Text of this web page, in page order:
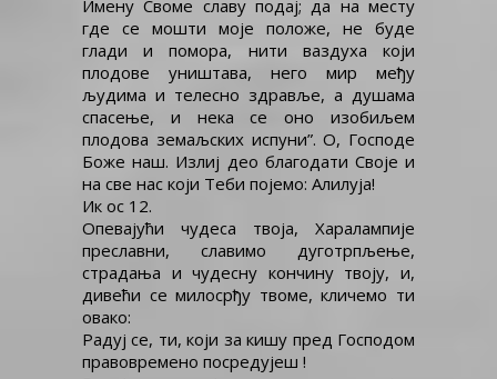
Имену Своме славу подај; да на месту
где се мошти моје положе, не буде
глади и помора, нити ваздуха који
плодове уништава, него мир међу
људима и телесно здравље, а душама
спасење, и нека се оно изобиљем
плодова земаљских испуни”. О, Господе
Боже наш. Излиј део благодати Своје и
на све нас који Теби појемо: Алилуја!
Ик ос 12.
Опевајући чудеса твоја, Харалампије
преславни, славимо дуготрпљење,
страдања и чудесну кончину твоју, и,
дивећи се милосрђу твоме, кличемо ти
овако:
Радуј се, ти, који за кишу пред Господом
правовремено посредујеш !